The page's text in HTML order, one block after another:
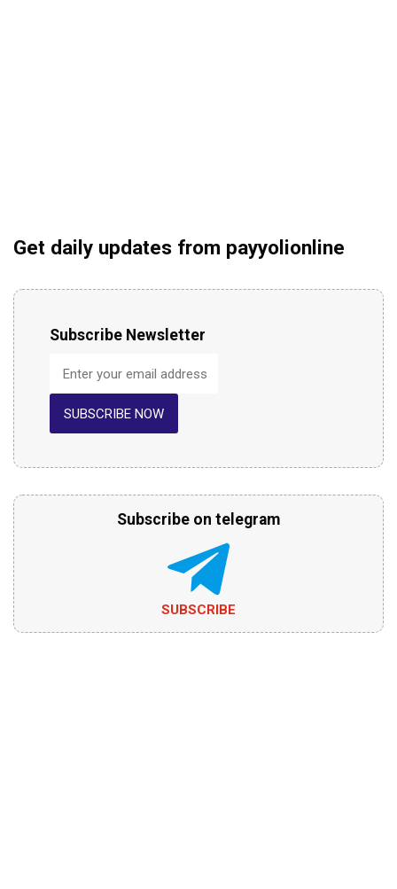
Get daily updates from payyolionline
Subscribe Newsletter
SUBSCRIBE NOW
Subscribe on telegram
SUBSCRIBE